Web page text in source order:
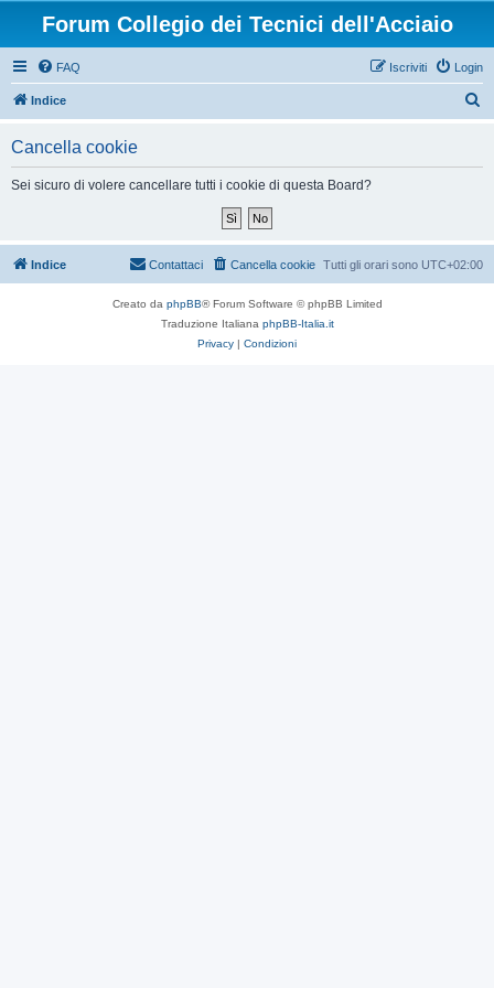
Forum Collegio dei Tecnici dell'Acciaio
FAQ Login
Iscriviti
Indice
Cancella cookie
Sei sicuro di volere cancellare tutti i cookie di questa Board?
Indice Tutti gli orari sono UTC+02:00
Cancella cookie
Contattaci
Creato da phpBB® Forum Software © phpBB Limited
Traduzione Italiana phpBB-Italia.it
Privacy | Condizioni